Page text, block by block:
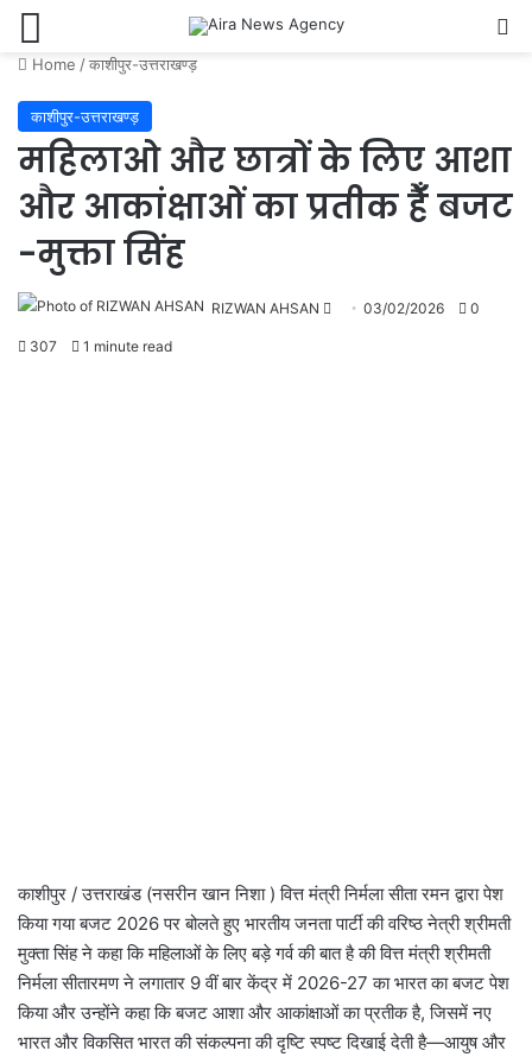
Home /काशीपुर-उत्तराखण्ड़
काशीपुर-उत्तराखण्ड़
महिलाओ और छात्रों के लिए आशा
और आकांक्षाओं का प्रतीक हैँ बजट
-मुक्ता सिंह
RIZWAN AHSAN
Send03/02/2026 0
307 1 minute read
काशीपुर / उत्तराखंड (नसरीन खान निशा ) वित्त मंत्री निर्मला सीता रमन द्वारा पेश
किया गया बजट 2026 पर बोलते हुए भारतीय जनता पार्टी की वरिष्ठ नेत्री श्रीमती
मुक्ता सिंह ने कहा कि महिलाओं के लिए बड़े गर्व की बात है की वित्त मंत्री श्रीमती
निर्मला सीतारमण ने लगातार 9 वीं बार केंद्र में 2026-27 का भारत का बजट पेश
किया और उन्होंने कहा कि बजट आशा और आकांक्षाओं का प्रतीक है, जिसमें नए
भारत और विकसित भारत की संकल्पना की दृष्टि स्पष्ट दिखाई देती है—आयुष और